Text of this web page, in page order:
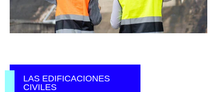
LAS EDIFICACIONES
CIVILES